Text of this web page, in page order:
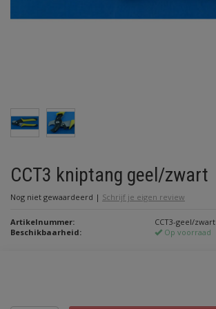
CCT3 kniptang geel/zwart
Nog niet gewaardeerd | Schrijf je eigen review
Artikelnummer:
CCT3-geel/zwart
Beschikbaarheid:
Op voorraad